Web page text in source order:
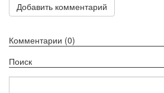
Добавить комментарий
Комментарии (0)
Поиск